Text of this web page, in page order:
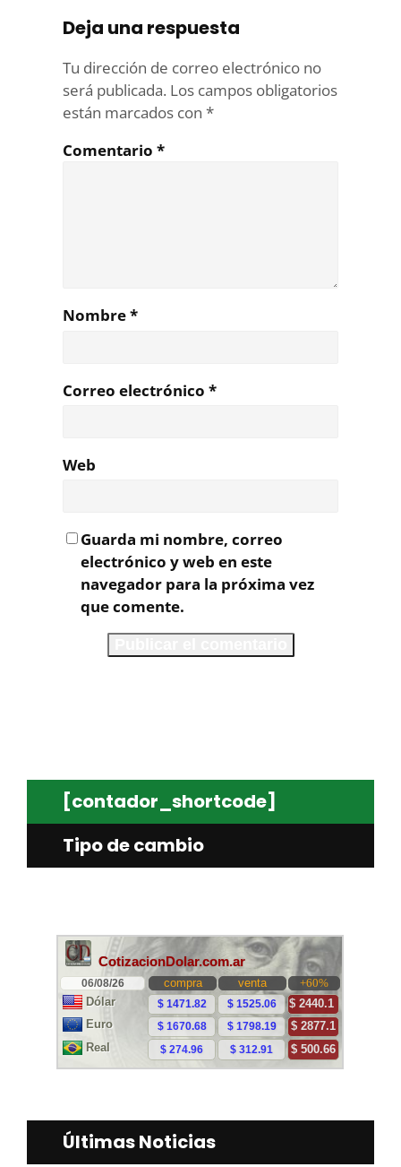
Deja una respuesta
Tu dirección de correo electrónico no
será publicada. Los campos obligatorios
están marcados con *
Comentario *
Nombre*
Correo electrónico *
Web
Guarda mi nombre, correo
electrónico y web en este
navegador para la próxima vez
que comente.
[contador_shortcode]
Tipo de cambio
Últimas Noticias